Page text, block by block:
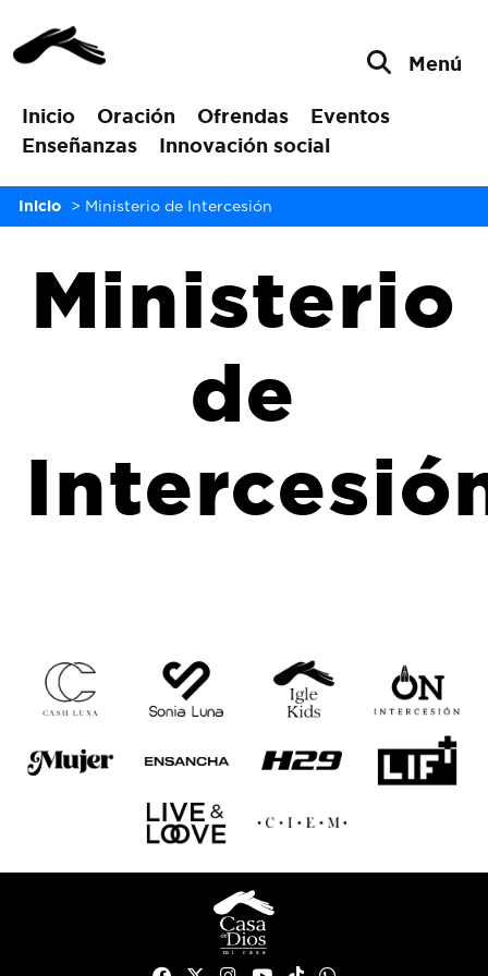
Inicio Oración Ofrendas
Eventos
Enseñanzas
Innovación social
Menú
Inicio > Ministerio de Intercesión
Ministerio
de